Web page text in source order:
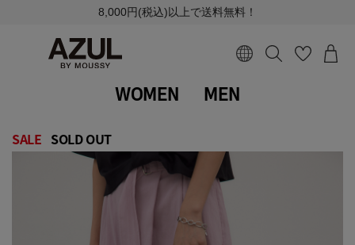
8,000円(税込)以上で送料無料！
WOMEN MEN
SALE SOLD OUT